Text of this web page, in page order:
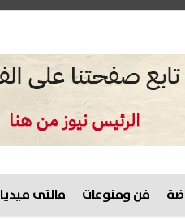
فن ومنوعات مالتى ميديا